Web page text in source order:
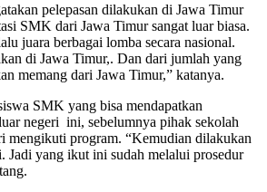
pelepasan dilakukan di Jawa Timur
SMK dari Jawa Timur sangat luar biasa.
juara berbagai lomba secara nasional.
di Jawa Timur,. Dan dari jumlah yang
memang dari Jawa Timur,” katanya.
SMK yang bisa mendapatkan
negeri ini, sebelumnya pihak sekolah
mengikuti program. “Kemudian dilakukan
Jadi yang ikut ini sudah melalui prosedur